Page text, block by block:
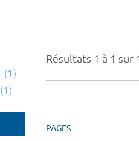
Résultats 1 à 1 sur
PAGES
(1)
(1)